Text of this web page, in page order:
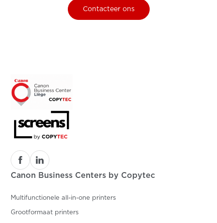
Contacteer ons
Canon Business Centers by Copytec
Multifunctionele all-in-one printers
Grootformaat printers